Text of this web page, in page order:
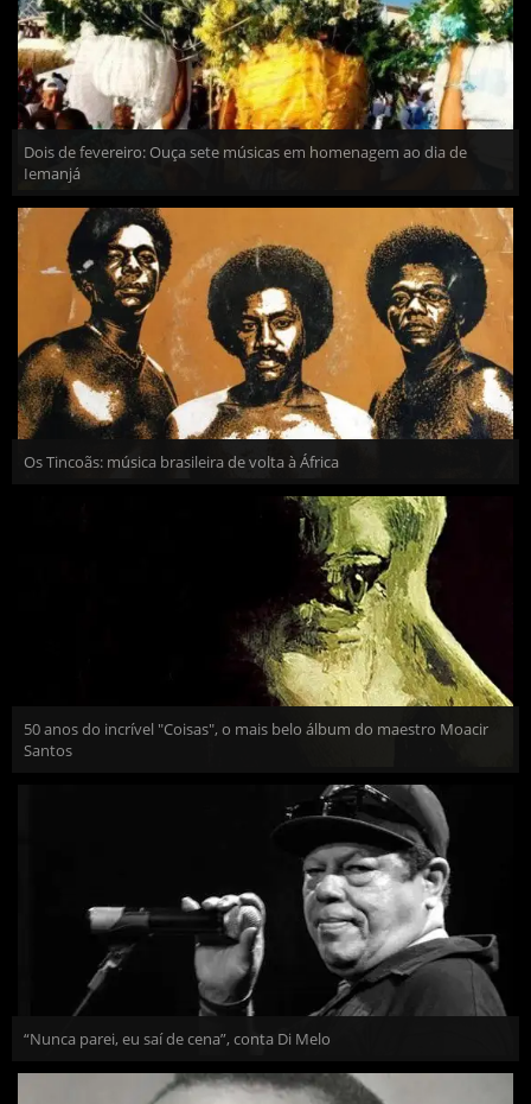
Dois de fevereiro: Ouça sete músicas em homenagem ao dia de
Iemanjá
Os Tincoãs: música brasileira de volta à África
50 anos do incrível "Coisas", o mais belo álbum do maestro Moacir
Santos
“Nunca parei, eu saí de cena”, conta Di Melo